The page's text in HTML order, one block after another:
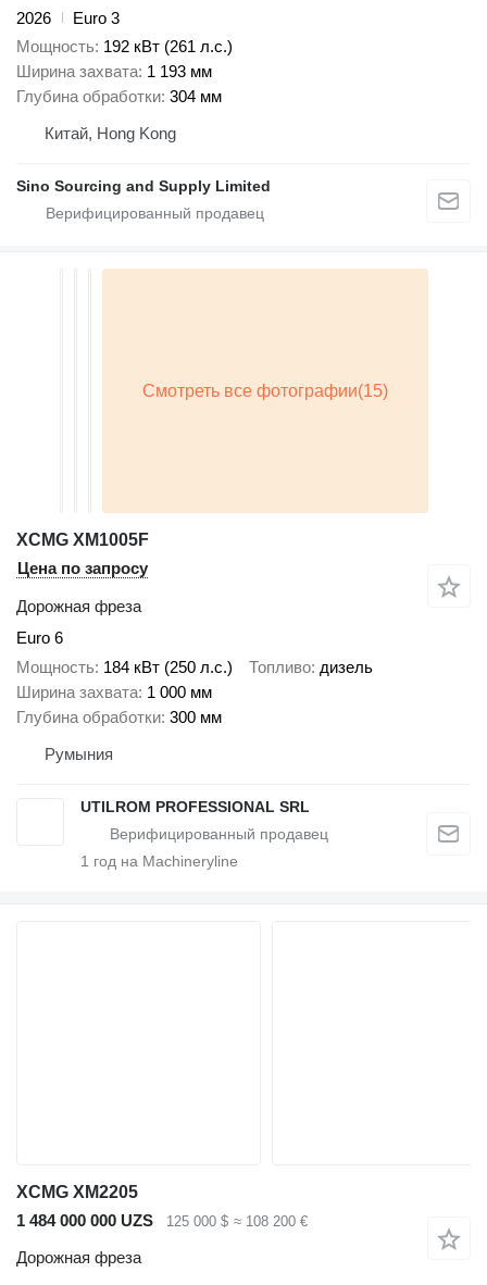
2026
Euro 3
Мощность 192 кВт (261 л.с.)
Ширина захвата 1 193 мм
Глубина обработки 304 мм
Китай, Hong Kong
Sino Sourcing and Supply Limited
XCMG XM1005F
Цена по запросу
Дорожная фреза
Euro 6
Мощность 184 кВт (250 л.с.) Топливо дизель
Ширина захвата 1 000 мм
Глубина обработки 300 мм
Румыния
UTILROM PROFESSIONAL SRL
1 год на Machineryline
XCMG XM2205
1 484 000 000 UZS
125 000 $ ≈ 108 200 €
Дорожная фреза